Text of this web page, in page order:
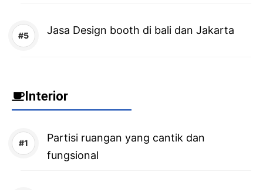
Jasa Design booth di bali dan Jakarta
Interior
Partisi ruangan yang cantik dan
fungsional